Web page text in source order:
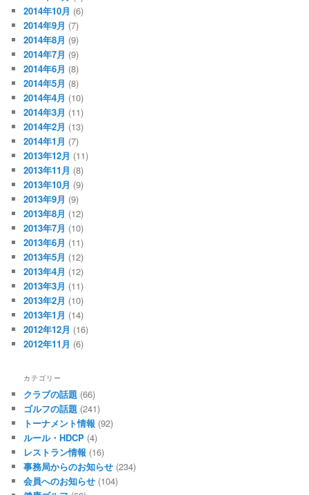
2014年10月 (6)
2014年9月 (7)
2014年8月 (9)
2014年7月 (9)
2014年6月 (8)
2014年5月 (8)
2014年4月 (10)
2014年3月 (11)
2014年2月 (13)
2014年1月 (7)
2013年12月 (11)
2013年11月 (8)
2013年10月 (9)
2013年9月 (9)
2013年8月 (12)
2013年7月 (10)
2013年6月 (11)
2013年5月 (12)
2013年4月 (12)
2013年3月 (11)
2013年2月 (10)
2013年1月 (14)
2012年12月 (16)
2012年11月 (6)
カテゴリー
クラブの話題 (66)
ゴルフの話題 (241)
トーナメント情報 (92)
ルール・HDCP (4)
レストラン情報 (16)
事務局からのお知らせ (234)
会員へのお知らせ (104)